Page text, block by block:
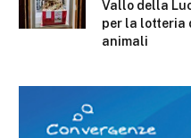
Vallo della
per la lotteria
animali